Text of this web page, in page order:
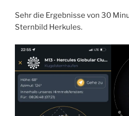
Sehr die Ergebnisse von 30
Sternbild Herkules.